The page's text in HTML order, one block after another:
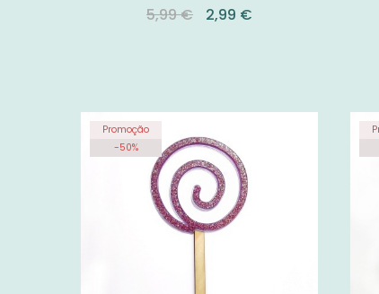
5,99 € 2,99 €
Promoção
-50%